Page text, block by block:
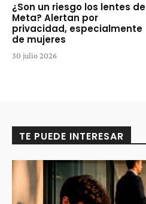
¿Son un riesgo los lentes de
Meta? Alertan por
privacidad, especialmente
de mujeres
30 julio 2026
TE PUEDE INTERESAR